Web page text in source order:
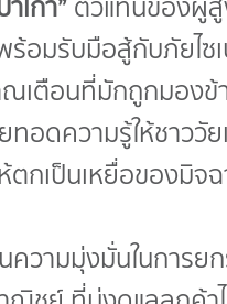
ร้อมรับมือสู้กับภัยไซ
เตือนที่มักถูกมอง
อดความรู้ให้ชาววัย
ห้ตกเป็นเหยื่อของมิจ
วามมุ่งมั่นในการย